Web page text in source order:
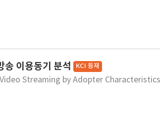
송 이용동기 분석 KCI 등재
Streaming by Adopter Characteristics